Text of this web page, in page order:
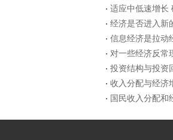
适应中低速增长
经济是否进入新
信息经济是拉动
对一些经济反常
投资结构与投资
收入分配与经济
国民收入分配和